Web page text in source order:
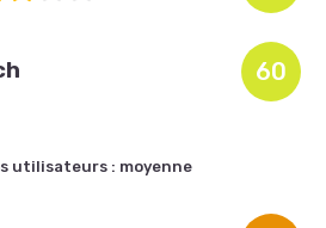
60
utilisateurs : moyenne